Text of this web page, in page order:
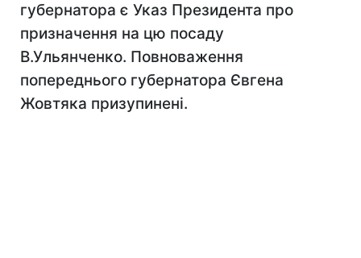
губернатора є Указ Президента про
призначення на цю посаду
В.Ульянченко. Повноваження
попереднього губернатора Євгена
Жовтяка призупинені.